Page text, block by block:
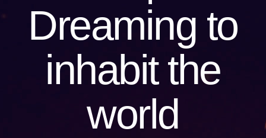
Dreaming to
inhabit the
world